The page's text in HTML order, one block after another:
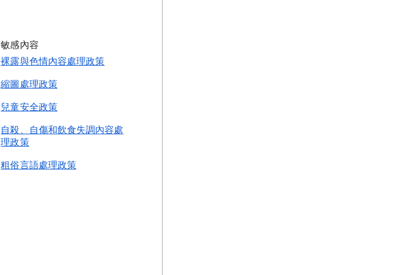
敏感內容
裸露與色情內容處理政策
縮圖處理政策
兒童安全政策
自殺、自傷和飲食失調內容處
理政策
粗俗言語處理政策